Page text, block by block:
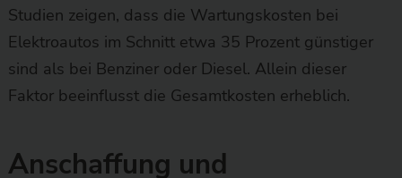
Studien zeigen, dass die Wartungskosten bei
Elektroautos im Schnitt etwa 35 Prozent günstiger
sind als bei Benziner oder Diesel. Allein dieser
Faktor beeinflusst die Gesamtkosten erheblich.
Anschaffung und